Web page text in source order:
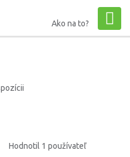
Ako na to?
Hodnotil 1 používateľ